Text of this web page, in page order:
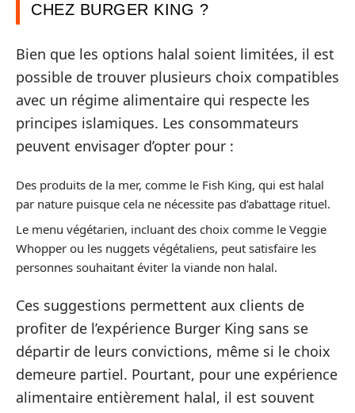
CHEZ BURGER KING ?
Bien que les options halal soient limitées, il est
possible de trouver plusieurs choix compatibles
avec un régime alimentaire qui respecte les
principes islamiques. Les consommateurs
peuvent envisager d’opter pour :
Des produits de la mer, comme le Fish King, qui est halal
par nature puisque cela ne nécessite pas d’abattage rituel.
Le menu végétarien, incluant des choix comme le Veggie
Whopper ou les nuggets végétaliens, peut satisfaire les
personnes souhaitant éviter la viande non halal.
Ces suggestions permettent aux clients de
profiter de l’expérience Burger King sans se
départir de leurs convictions, même si le choix
demeure partiel. Pourtant, pour une expérience
alimentaire entièrement halal, il est souvent